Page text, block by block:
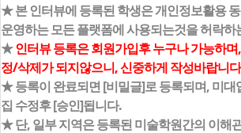
★ 본 인터뷰에 등록된 학생은 개인정보활용
운영하는 모든 플랫폼에 사용되는것을 허락
★인터뷰 등록은 회원가입후 누구나 가능하
정/삭제가 되지않으니, 신중하게 작성바랍니
★ 등록이 완료되면 [비밀글]로 등록되며, 미대
집 수정후 [승인]됩니다.
★ 단, 일부 지역은 등록된 미술학원간의 이해